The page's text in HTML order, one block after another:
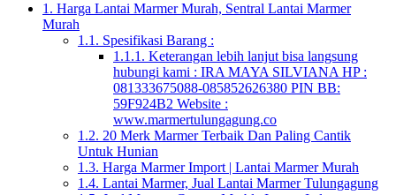
1. Harga Lantai Marmer Murah, Sentral Lantai Marmer
Murah
1.1. Spesifikasi Barang :
1.1.1. Keterangan lebih lanjut bisa langsung
hubungi kami : IRA MAYA SILVIANA HP :
081333675088-085852626380 PIN BB:
59F924B2 Website :
www.marmertulungagung.co
1.2. 20 Merk Marmer Terbaik Dan Paling Cantik
Untuk Hunian
1.3. Harga Marmer Import | Lantai Marmer Murah
1.4. Lantai Marmer, Jual Lantai Marmer Tulungagung